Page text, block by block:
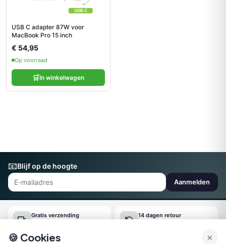
USB C adapter 87W voor
MacBook Pro 15 inch
€ 54,95
Op voorraad
🛒In winkelwagen
📧Blijf op de hoogte
Aanmelden
Gratis verzending 14 dagen retour
🍪 Cookies ×